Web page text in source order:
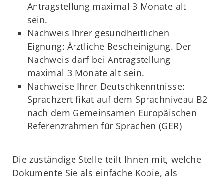
Antragstellung maximal 3 Monate alt
sein.
Nachweis Ihrer gesundheitlichen
Eignung: Ärztliche Bescheinigung. Der
Nachweis darf bei Antragstellung
maximal 3 Monate alt sein.
Nachweise Ihrer Deutschkenntnisse:
Sprachzertifikat auf dem Sprachniveau B2
nach dem Gemeinsamen Europäischen
Referenzrahmen für Sprachen (GER)
Die zuständige Stelle teilt Ihnen mit, welche
Dokumente Sie als einfache Kopie, als